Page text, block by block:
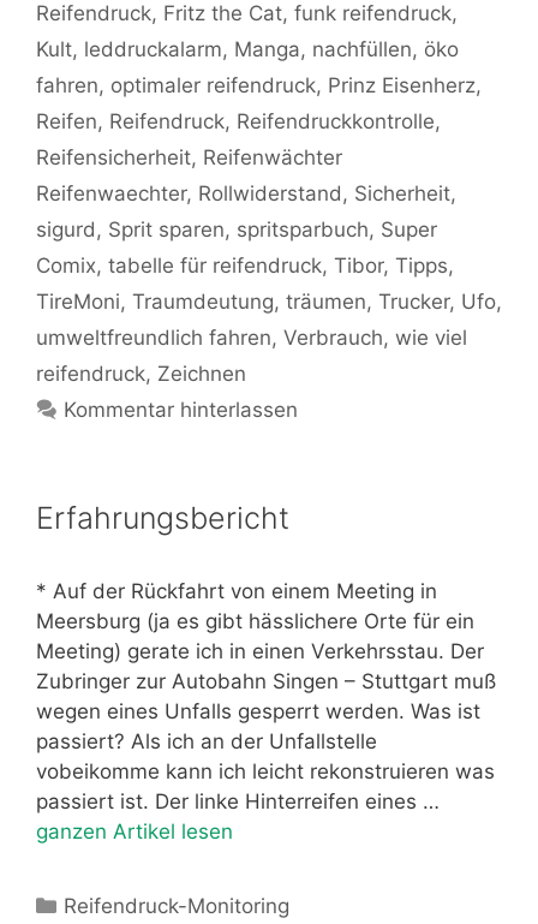
Reifendruck, Fritz the Cat, funk reifendruck,
Kult, leddruckalarm, Manga, nachfüllen, öko
fahren, optimaler reifendruck, Prinz Eisenherz,
Reifen, Reifendruck, Reifendruckkontrolle,
Reifensicherheit, Reifenwächter
Reifenwaechter, Rollwiderstand, Sicherheit,
sigurd, Sprit sparen, spritsparbuch, Super
Comix, tabelle für reifendruck, Tibor, Tipps,
TireMoni, Traumdeutung, träumen, Trucker, Ufo,
umweltfreundlich fahren, Verbrauch, wie viel
reifendruck, Zeichnen
Kommentar hinterlassen
Erfahrungsbericht
* Auf der Rückfahrt von einem Meeting in
Meersburg (ja es gibt hässlichere Orte für ein
Meeting) gerate ich in einen Verkehrsstau. Der
Zubringer zur Autobahn Singen – Stuttgart muß
wegen eines Unfalls gesperrt werden. Was ist
passiert? Als ich an der Unfallstelle
vobeikomme kann ich leicht rekonstruieren was
passiert ist. Der linke Hinterreifen eines …
ganzen Artikel lesen
Kategorien
Reifendruck-Monitoring